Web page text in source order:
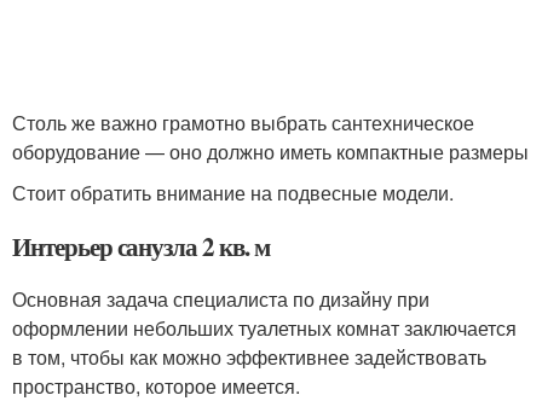
Столь же важно грамотно выбрать сантехническое
оборудование — оно должно иметь компактные размеры
Стоит обратить внимание на подвесные модели.
Интерьер санузла 2 кв. м
Основная задача специалиста по дизайну при
оформлении небольших туалетных комнат заключается
в том, чтобы как можно эффективнее задействовать
пространство, которое имеется.